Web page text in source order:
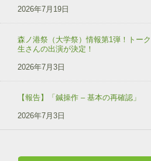
2026年7月19日
森ノ港祭（大学祭）情報第1弾！トー
生さんの出演が決定！
2026年7月3日
【報告】「鍼操作 – 基本の再確認」
2026年7月3日